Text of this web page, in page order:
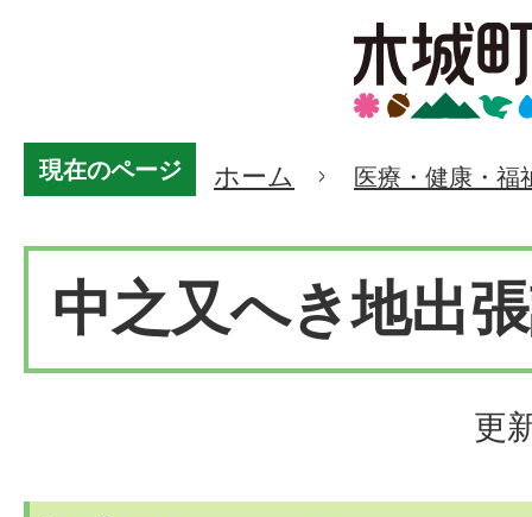
現在のページ ホーム 医療・健康・福
中之又へき地出
更